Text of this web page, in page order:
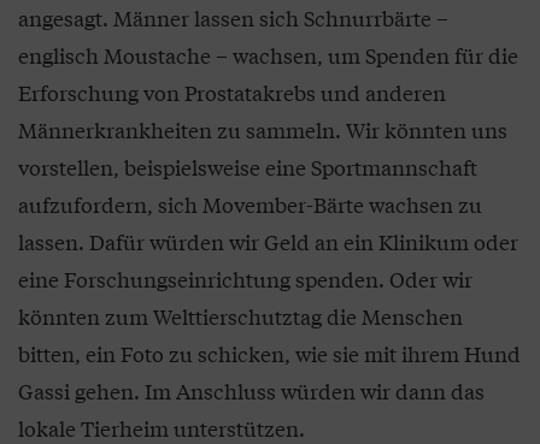
angesagt. Männer lassen sich Schnurrbärte –
englisch Moustache – wachsen, um Spenden für die
Erforschung von Prostatakrebs und anderen
Männerkrankheiten zu sammeln. Wir könnten uns
vorstellen, beispielsweise eine Sportmannschaft
aufzufordern, sich Movember-Bärte wachsen zu
lassen. Dafür würden wir Geld an ein Klinikum oder
eine Forschungseinrichtung spenden. Oder wir
könnten zum Welttierschutztag die Menschen
bitten, ein Foto zu schicken, wie sie mit ihrem Hund
Gassi gehen. Im Anschluss würden wir dann das
lokale Tierheim unterstützen.